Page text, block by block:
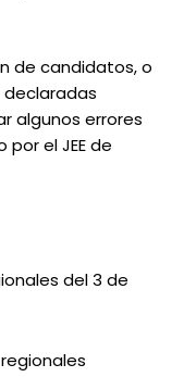
de candidatos, o
declaradas
algunos errores
el JEE de
del 3 de